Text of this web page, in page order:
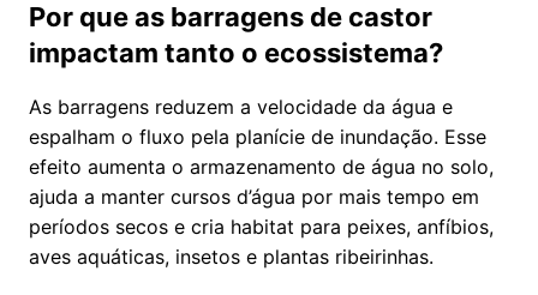
Por que as barragens de castor
impactam tanto o ecossistema?
As barragens reduzem a velocidade da água e
espalham o fluxo pela planície de inundação. Esse
efeito aumenta o armazenamento de água no solo,
ajuda a manter cursos d’água por mais tempo em
períodos secos e cria habitat para peixes, anfíbios,
aves aquáticas, insetos e plantas ribeirinhas.